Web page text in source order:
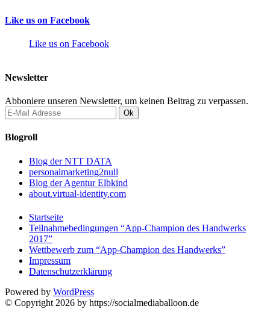
Like us on Facebook
Like us on Facebook
Newsletter
Abboniere unseren Newsletter, um keinen Beitrag zu verpassen.
Blogroll
Blog der NTT DATA
personalmarketing2null
Blog der Agentur Elbkind
about.virtual-identity.com
Startseite
Teilnahmebedingungen “App-Champion des Handwerks
2017”
Wettbewerb zum “App-Champion des Handwerks”
Impressum
Datenschutzerklärung
Powered by WordPress
© Copyright 2026 by https://socialmediaballoon.de